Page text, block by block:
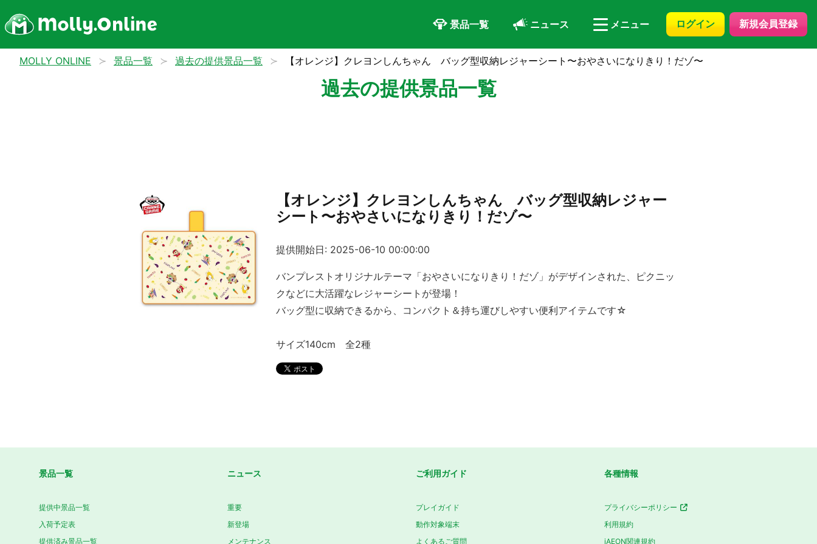
景品一覧 ニュース メニュー ログイン 新規会員登録
MOLLY ONLINE 景品一覧 過去の提供景品一覧 【オレンジ】クレヨンしんちゃん バッグ型収納レジャーシート〜おやさいになりきり！だゾ〜
過去の提供景品一覧
【オレンジ】クレヨンしんちゃん バッグ型収納レジャー
シート〜おやさいになりきり！だゾ〜
提供開始日: 2025-06-10 00:00:00
バンプレストオリジナルテーマ「おやさいになりきり！だゾ」がデザインされた、ピクニッ
クなどに大活躍なレジャーシートが登場！
バッグ型に収納できるから、コンパクト＆持ち運びしやすい便利アイテムです☆
サイズ140cm 全2種
景品一覧
提供中景品一覧
入荷予定表
提供済み景品一覧
ニュース
重要
新登場
メンテナンス
ご利用ガイド
プレイガイド
動作対象端末
よくあるご質問
各種情報
プライバシーポリシー
利用規約
iAEON関連規約